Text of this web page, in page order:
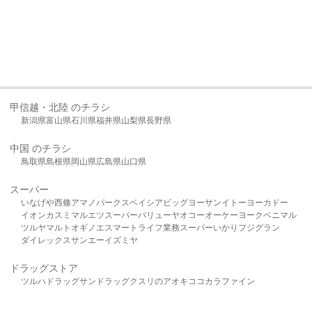
甲信越・北陸 のチラシ
新潟県富山県石川県福井県山梨県長野県
中国 のチラシ
鳥取県島根県岡山県広島県山口県
スーパー
いなげや西條アマノパークスベイシア ビッグヨーサンイトーヨーカドー
イオンカスミ マルエツスーパーバリューヤオコーオーケー ヨークベニマル
ツルヤマルト オギノ エスマート ライフ業務スーパーいかり フジグラン
ダイレックスサンエーイズミヤ
ドラッグストア
ツルハドラッグサンドラッグクスリのアオキ ココカラファイン